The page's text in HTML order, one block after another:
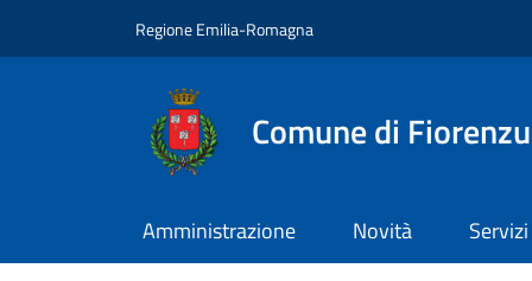
Regione Emilia-Romagna
Comune di
Amministrazione Novità Servizi